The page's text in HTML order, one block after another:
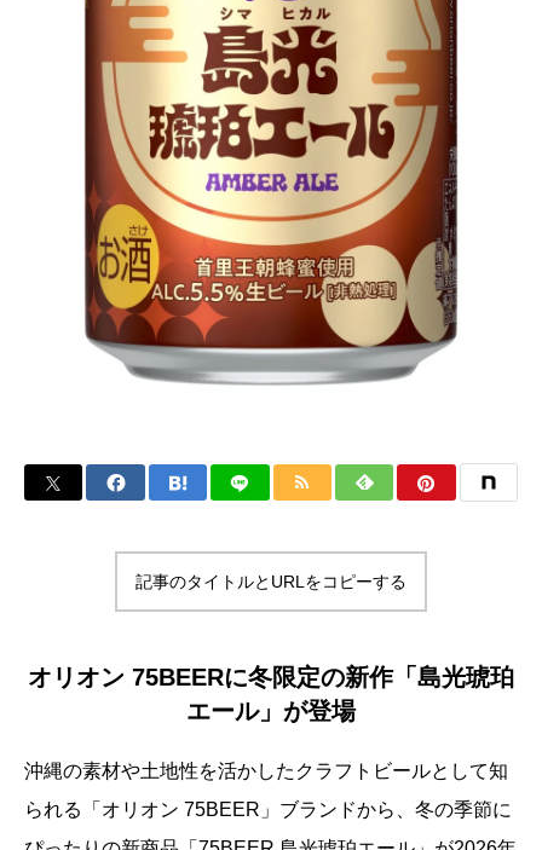
記事のタイトルとURLをコピーする
オリオン 75BEERに冬限定の新作「島光琥珀
エール」が登場
沖縄の素材や土地性を活かしたクラフトビールとして知
られる「オリオン 75BEER」ブランドから、冬の季節に